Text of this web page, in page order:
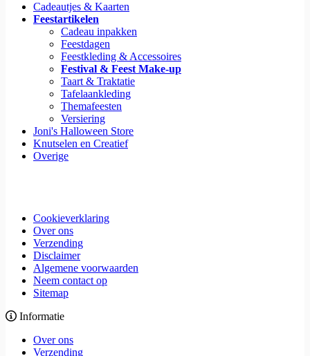
Cadeautjes & Kaarten
Feestartikelen
Cadeau inpakken
Feestdagen
Feestkleding & Accessoires
Festival & Feest Make-up
Taart & Traktatie
Tafelaankleding
Themafeesten
Versiering
Joni's Halloween Store
Knutselen en Creatief
Overige
Cookieverklaring
Over ons
Verzending
Disclaimer
Algemene voorwaarden
Neem contact op
Sitemap
Informatie
Over ons
Verzending